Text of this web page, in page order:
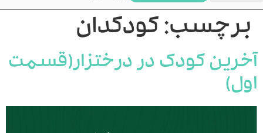
برچسب: کودکدان
آخرین کودک در درختزار(قسمت
اول)